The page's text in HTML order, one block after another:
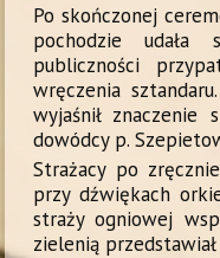
Po skończonej
pochodzie
publiczności
wręczenia
wyjaśnił znaczenie
dowódcy p.
Strażacy po
przy dźwiękach
straży ogniowej
zielenią